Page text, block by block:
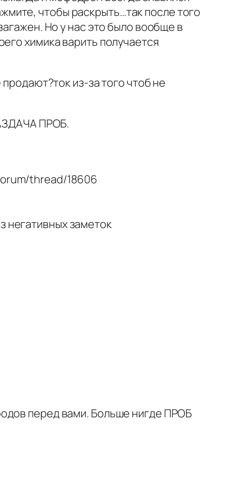
чтобы раскрыть…так после того
Но у нас это было вообще в
химика варить получается
из-за того чтоб не
ПРОБ.
thread/18606
негативных заметок
перед вами. Больше нигде ПРОБ